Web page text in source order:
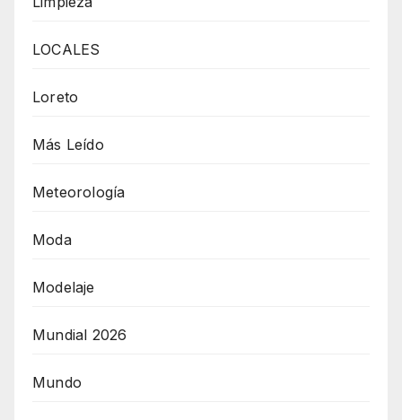
LOCALES
Loreto
Más Leído
Meteorología
Moda
Modelaje
Mundial 2026
Mundo